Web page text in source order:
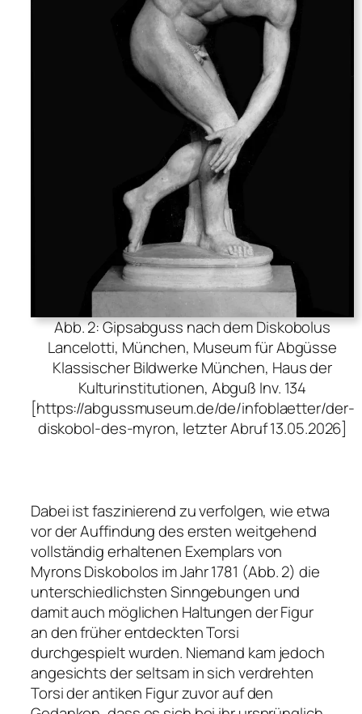
Abb. 2: Gipsabguss nach dem Diskobolus
Lancelotti, München, Museum für Abgüsse
Klassischer Bildwerke München, Haus der
Kulturinstitutionen, Abguß Inv. 134
[https://abgussmuseum.de/de/infoblaetter/der-
diskobol-des-myron, letzter Abruf 13.05.2026]
Dabei ist faszinierend zu verfolgen, wie etwa
vor der Auffindung des ersten weitgehend
vollständig erhaltenen Exemplars von
MyronsDiskobolos im Jahr 1781 (Abb. 2) die
unterschiedlichsten Sinngebungen und
damit auch möglichen Haltungen der Figur
an den früher entdeckten Torsi
durchgespielt wurden. Niemand kam jedoch
angesichts der seltsam in sich verdrehten
Torsi der antiken Figur zuvor auf den